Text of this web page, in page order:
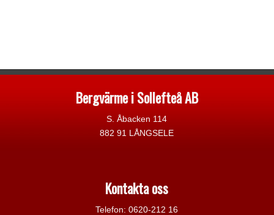
Bergvärme i Sollefteå AB
S. Åbacken 114
882 91 LÅNGSELE
Kontakta oss
Telefon: 0620-212 16